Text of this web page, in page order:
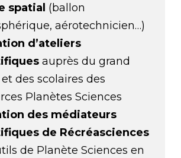
spatial (ballon
aérotechnicien…)
d’ateliers
auprès du grand
des scolaires des
Planètes Sciences
des médiateurs
de Récréasciences
de Planète Sciences en